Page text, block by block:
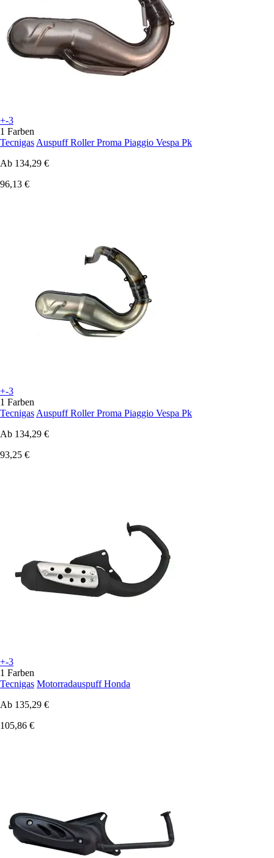
+-3
1 Farben
Tecnigas Auspuff Roller Proma Piaggio Vespa Pk
Ab 134,29 €
96,13 €
+-3
1 Farben
Tecnigas Auspuff Roller Proma Piaggio Vespa Pk
Ab 134,29 €
93,25 €
+-3
1 Farben
Tecnigas Motorradauspuff Honda
Ab 135,29 €
105,86 €